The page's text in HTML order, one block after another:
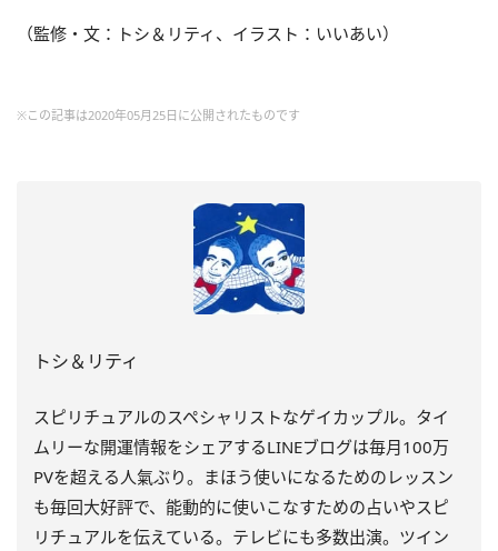
（監修・文：トシ＆リティ、イラスト：いいあい）
※この記事は2020年05月25日に公開されたものです
トシ＆リティ
スピリチュアルのスペシャリストなゲイカップル。タイ
ムリーな開運情報をシェアするLINEブログは毎月100万
PVを超える人氣ぶり。まほう使いになるためのレッスン
も毎回大好評で、能動的に使いこなすための占いやスピ
リチュアルを伝えている。テレビにも多数出演。ツイン